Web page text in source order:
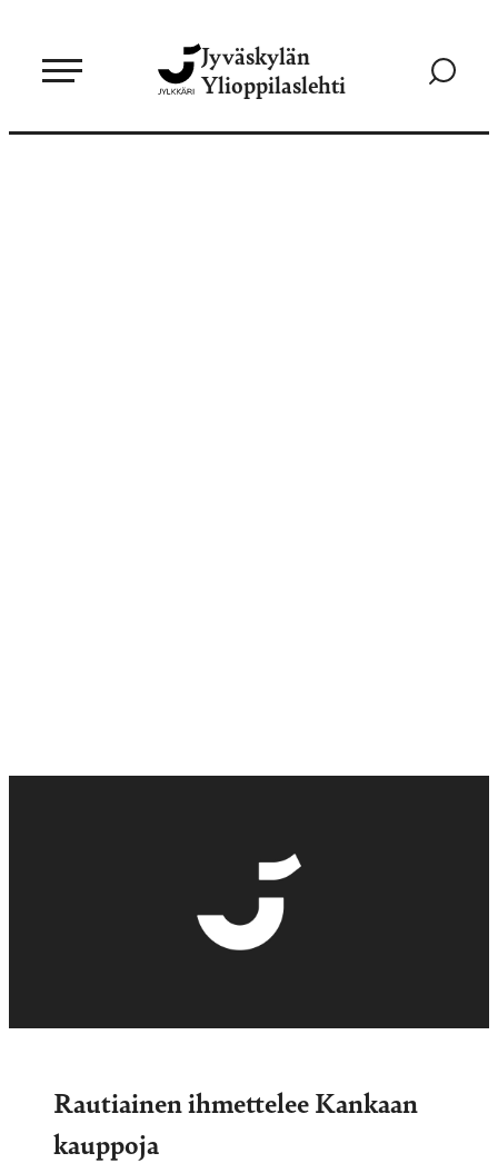
sisältöön
Jyväskylän
Ylioppilaslehti
Siirry
Rautiainen ihmettelee Kankaan
kauppoja